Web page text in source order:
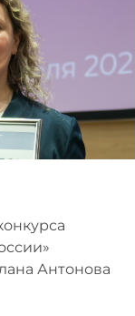
Антонова